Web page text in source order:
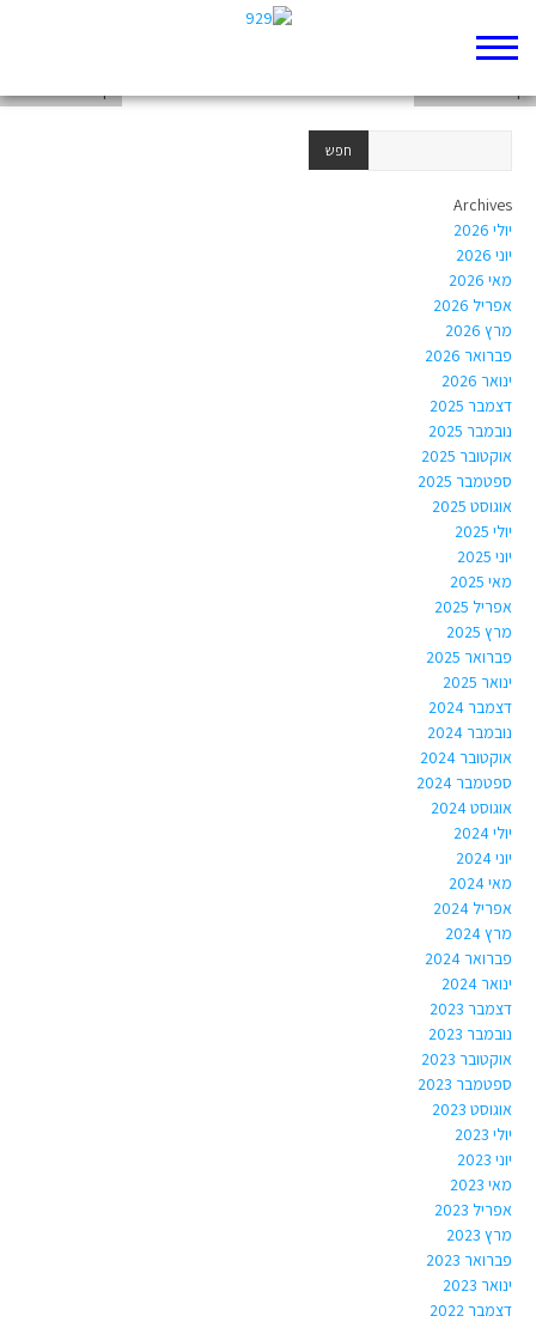
Archives
יולי 2026
יוני 2026
מאי 2026
אפריל 2026
מרץ 2026
פברואר 2026
ינואר 2026
דצמבר 2025
נובמבר 2025
אוקטובר 2025
ספטמבר 2025
אוגוסט 2025
יולי 2025
יוני 2025
מאי 2025
אפריל 2025
מרץ 2025
פברואר 2025
ינואר 2025
דצמבר 2024
נובמבר 2024
אוקטובר 2024
ספטמבר 2024
אוגוסט 2024
יולי 2024
יוני 2024
מאי 2024
אפריל 2024
מרץ 2024
פברואר 2024
ינואר 2024
דצמבר 2023
נובמבר 2023
אוקטובר 2023
ספטמבר 2023
אוגוסט 2023
יולי 2023
יוני 2023
מאי 2023
אפריל 2023
מרץ 2023
פברואר 2023
ינואר 2023
דצמבר 2022